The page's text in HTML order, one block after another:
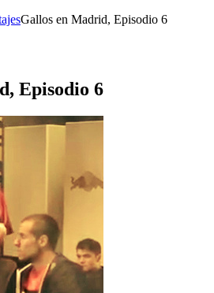
Gallos en Madrid, Episodio 6
Episodio 6